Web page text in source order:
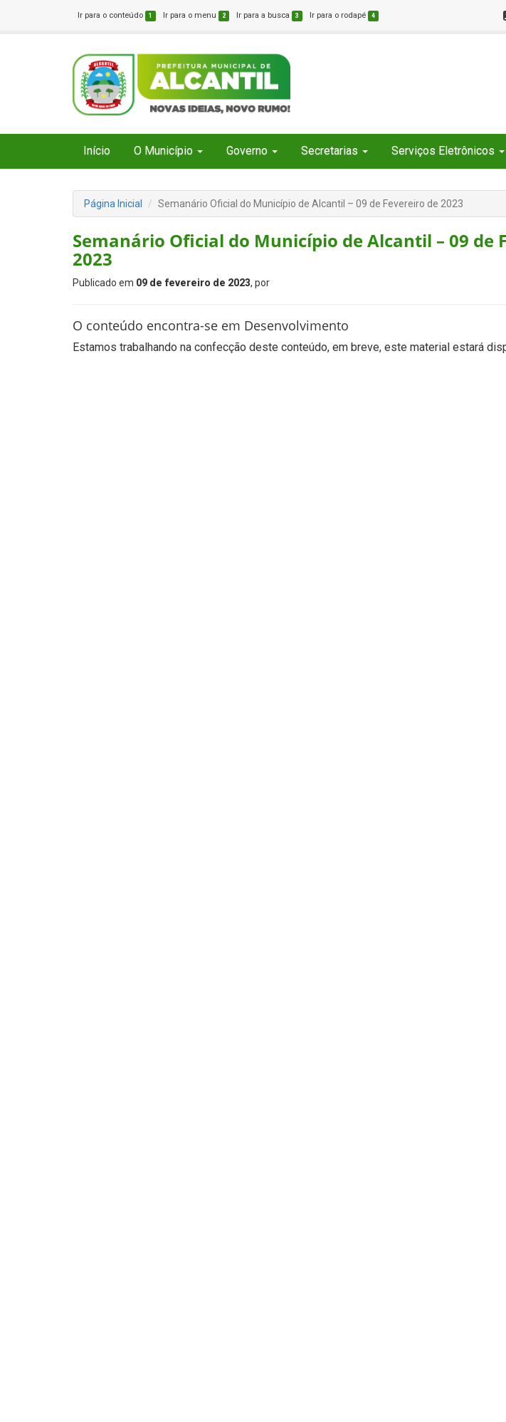
Ir para o conteúdo 1 Ir para o menu 2 Ir para a busca 3 Ir para o rodapé 4
Início O Município Governo Secretarias Serviços Eletrônicos
Página Inicial Semanário Oficial do Município de Alcantil – 09 de Fevereiro de 2023
Semanário Oficial do Município de Alcantil – 09 de
2023
Publicado em 09 de fevereiro de 2023, por
O conteúdo encontra-se em Desenvolvimento
Estamos trabalhando na confecção deste conteúdo, em breve, este material estará